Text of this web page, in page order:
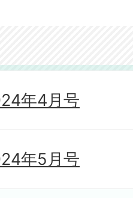
年4月号
年5月号